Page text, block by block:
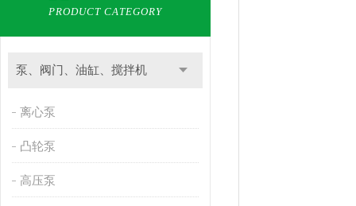
PRODUCT CATEGORY
泵、阀门、油缸、搅拌机
离心泵
凸轮泵
高压泵